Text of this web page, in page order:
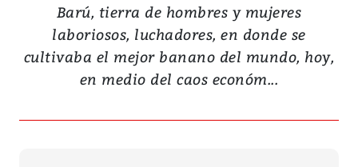
Barú, tierra de hombres y mujeres
laboriosos, luchadores, en donde se
cultivaba el mejor banano del mundo, hoy,
en medio del caos económ...